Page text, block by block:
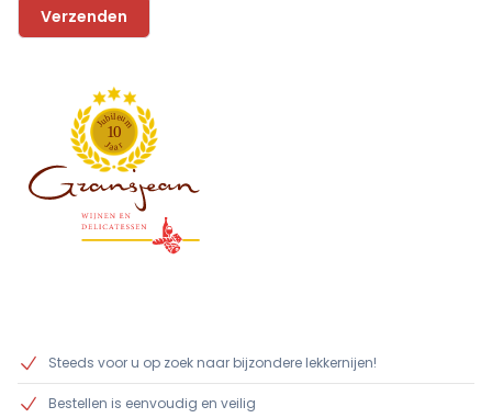
J
ubileum
10
Jaar
Steeds voor u op zoek naar bijzondere lekkernijen!
Bestellen is eenvoudig en veilig